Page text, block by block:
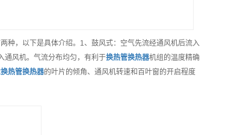
种，以下是具体介绍。1、鼓风式：空气先流经通风机后流入
通风机。气流分布均匀，有利于换热管换热器机组的温度精确
换热管换热器的叶片的倾角、通风机转速和百叶窗的开启程度